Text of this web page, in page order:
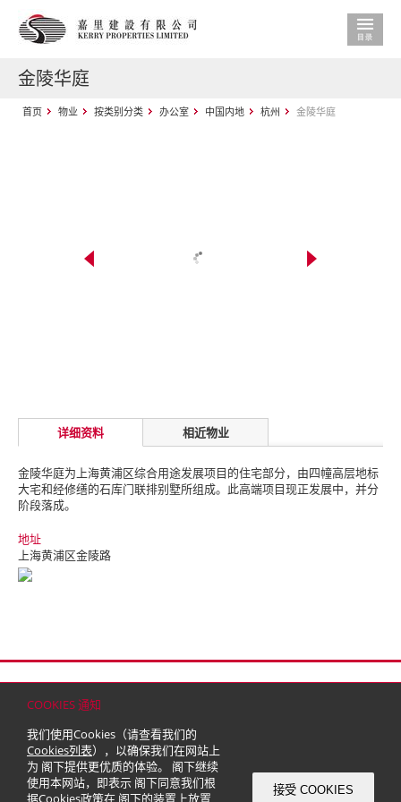
COOKIES 通知
我们使用Cookies（请查看我们的
Cookies列表），以确保我们在网站上
为 阁下提供更优质的体验。 阁下继续
使用本网站，即表示 阁下同意我们根
据Cookies政策在 阁下的装置上放置
接受 COOKIES
金陵华庭
首页 物业 按类别分类 办公室 中国内地 杭州 金陵华庭
详细资料 相近物业
金陵华庭为上海黄浦区综合用途发展项目的住宅部分，由四幢高层地标
大宅和经修缮的石库门联排别墅所组成。此高端项目现正发展中，并分
阶段落成。
地址
上海黄浦区金陵路
© 2026 嘉里建设有限公司 (于百慕达注册成立之有限公司)